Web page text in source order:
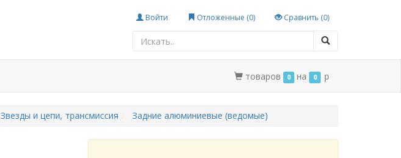
Войти Отложенные (0) Сравнить (0)
товаров 0 на 0 p
Звезды и цепи, трансмиссия Задние алюминиевые (ведомые)